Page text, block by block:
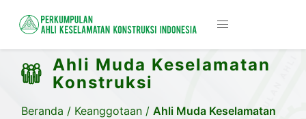
Ahli Muda Keselamatan
Konstruksi
Beranda / Keanggotaan / Ahli Muda Keselamatan